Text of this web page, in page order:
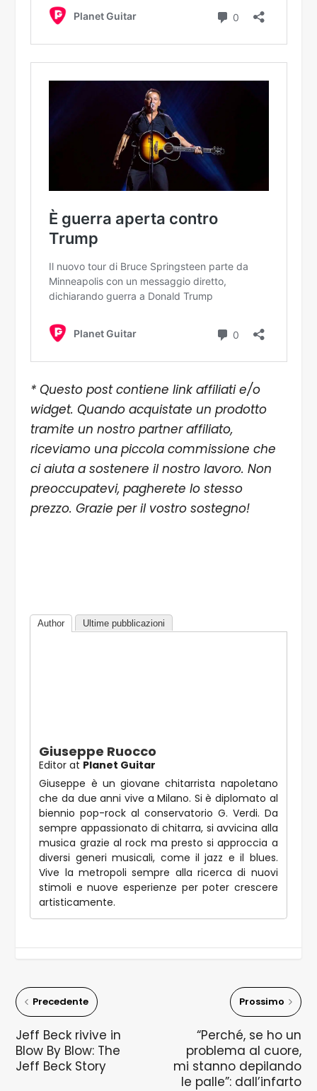
* Questo post contiene link affiliati e/o
widget. Quando acquistate un prodotto
tramite un nostro partner affiliato,
riceviamo una piccola commissione che
ci aiuta a sostenere il nostro lavoro. Non
preoccupatevi, pagherete lo stesso
prezzo. Grazie per il vostro sostegno!
Author Ultime pubblicazioni
Giuseppe Ruocco
Editor at Planet Guitar
Giuseppe è un giovane chitarrista napoletano
che da due anni vive a Milano. Si è diplomato al
biennio pop-rock al conservatorio G. Verdi. Da
sempre appassionato di chitarra, si avvicina alla
musica grazie al rock ma presto si approccia a
diversi generi musicali, come il jazz e il blues.
Vive la metropoli sempre alla ricerca di nuovi
stimoli e nuove esperienze per poter crescere
artisticamente.
Precedente
Jeff Beck rivive in
Blow By Blow: The
Jeff Beck Story
Prossimo
“Perché, se ho un
problema al cuore,
mi stanno depilando
le palle”: dall’infarto